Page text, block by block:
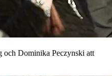
och Dominika Peczynski att